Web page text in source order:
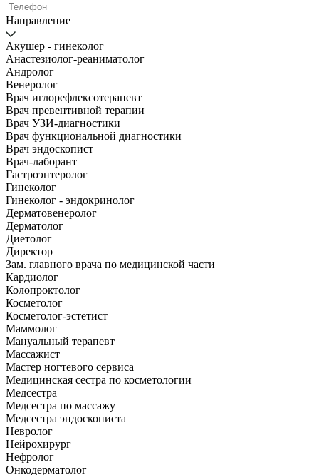
Направление
Акушер - гинеколог
Анастезиолог-реаниматолог
Андролог
Венеролог
Врач иглорефлексотерапевт
Врач превентивной терапии
Врач УЗИ-диагностики
Врач функциональной диагностики
Врач эндоскопист
Врач-лаборант
Гастроэнтеролог
Гинеколог
Гинеколог - эндокринолог
Дерматовенеролог
Дерматолог
Диетолог
Директор
Зам. главного врача по медицинской части
Кардиолог
Колопроктолог
Косметолог
Косметолог-эстетист
Маммолог
Мануальный терапевт
Массажист
Мастер ногтевого сервиса
Медицинская сестра по косметологии
Медсестра
Медсестра по массажу
Медсестра эндоскописта
Невролог
Нейрохирург
Нефролог
Онкодерматолог